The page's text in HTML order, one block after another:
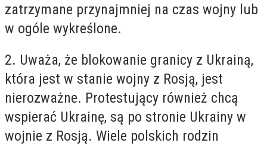
zatrzymane przynajmniej na czas wojny lub
w ogóle wykreślone.
2. Uważa, że blokowanie granicy z Ukrainą,
która jest w stanie wojny z Rosją, jest
nierozważne. Protestujący również chcą
wspierać Ukrainę, są po stronie Ukrainy w
wojnie z Rosją. Wiele polskich rodzin